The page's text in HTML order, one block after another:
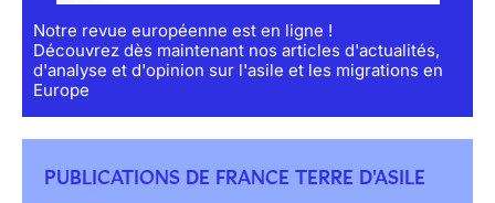
Notre revue européenne est en ligne !
Découvrez dès maintenant nos articles d'actualités,
d'analyse et d'opinion sur l'asile et les migrations en
Europe
PUBLICATIONS DE FRANCE TERRE D'ASILE